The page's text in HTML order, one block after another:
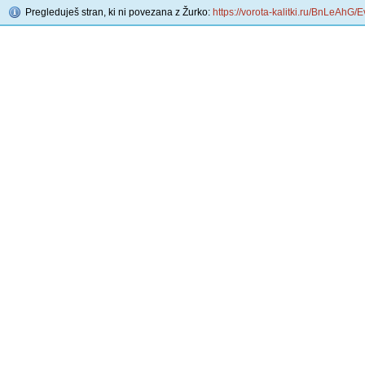
Pregleduješ stran, ki ni povezana z Žurko: https://vorota-kalitki.ru/BnLeAhG/